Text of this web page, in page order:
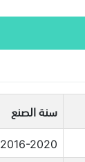
سنة الصنع
2016-2020